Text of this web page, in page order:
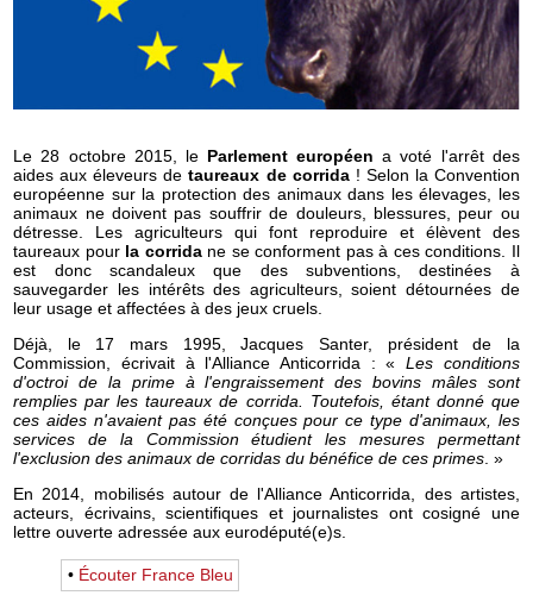
Le 28 octobre 2015, le Parlement européen a voté l'arrêt des
aides aux éleveurs detaureaux de corrida! Selon la Convention
européenne sur la protection des animaux dans les élevages, les
animaux ne doivent pas souffrir de douleurs, blessures, peur ou
détresse. Les agriculteurs qui font reproduire et élèvent des
taureaux pour la corridane se conforment pas à ces conditions. Il
est donc scandaleux que des subventions, destinées à
sauvegarder les intérêts des agriculteurs, soient détournées de
leur usage et affectées à des jeux cruels.
Déjà, le 17 mars 1995, Jacques Santer, président de la
Commission, écrivait à l'Alliance Anticorrida : «Les conditions
d'octroi de la prime à l'engraissement des bovins mâles sont
remplies par les taureaux de corrida. Toutefois, étant donné que
ces aides n'avaient pas été conçues pour ce type d'animaux, les
services de la Commission étudient les mesures permettant
l'exclusion des animaux de corridas du bénéfice de ces primes . »
En 2014, mobilisés autour de l'Alliance Anticorrida, des artistes,
acteurs, écrivains, scientifiques et journalistes ont cosigné une
lettre ouverte adressée aux eurodéputé(e)s.
• Écouter France Bleu